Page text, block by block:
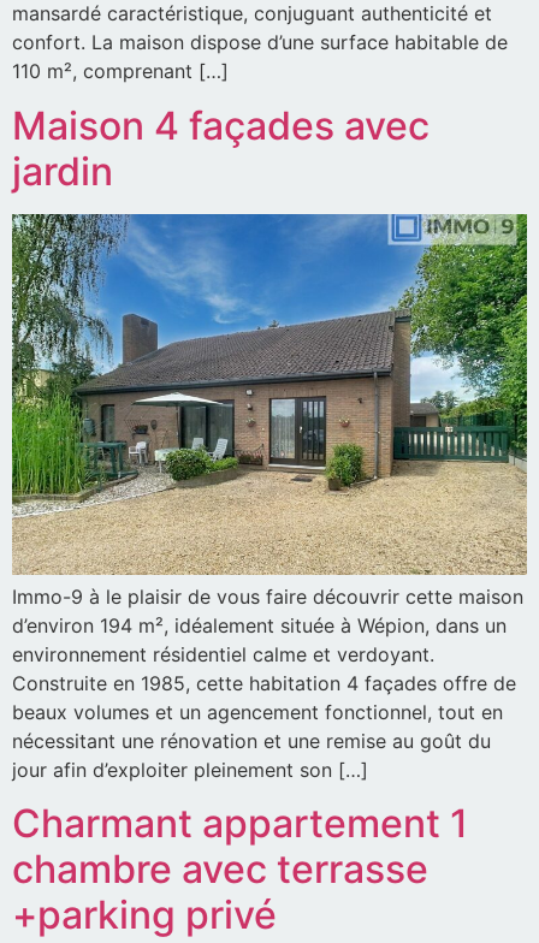
mansardé caractéristique, conjuguant authenticité et
confort. La maison dispose d’une surface habitable de
110 m², comprenant […]
Maison 4 façades avec
jardin
Immo-9 à le plaisir de vous faire découvrir cette maison
d’environ 194 m², idéalement située à Wépion, dans un
environnement résidentiel calme et verdoyant.
Construite en 1985, cette habitation 4 façades offre de
beaux volumes et un agencement fonctionnel, tout en
nécessitant une rénovation et une remise au goût du
jour afin d’exploiter pleinement son […]
Charmant appartement 1
chambre avec terrasse
+parking privé